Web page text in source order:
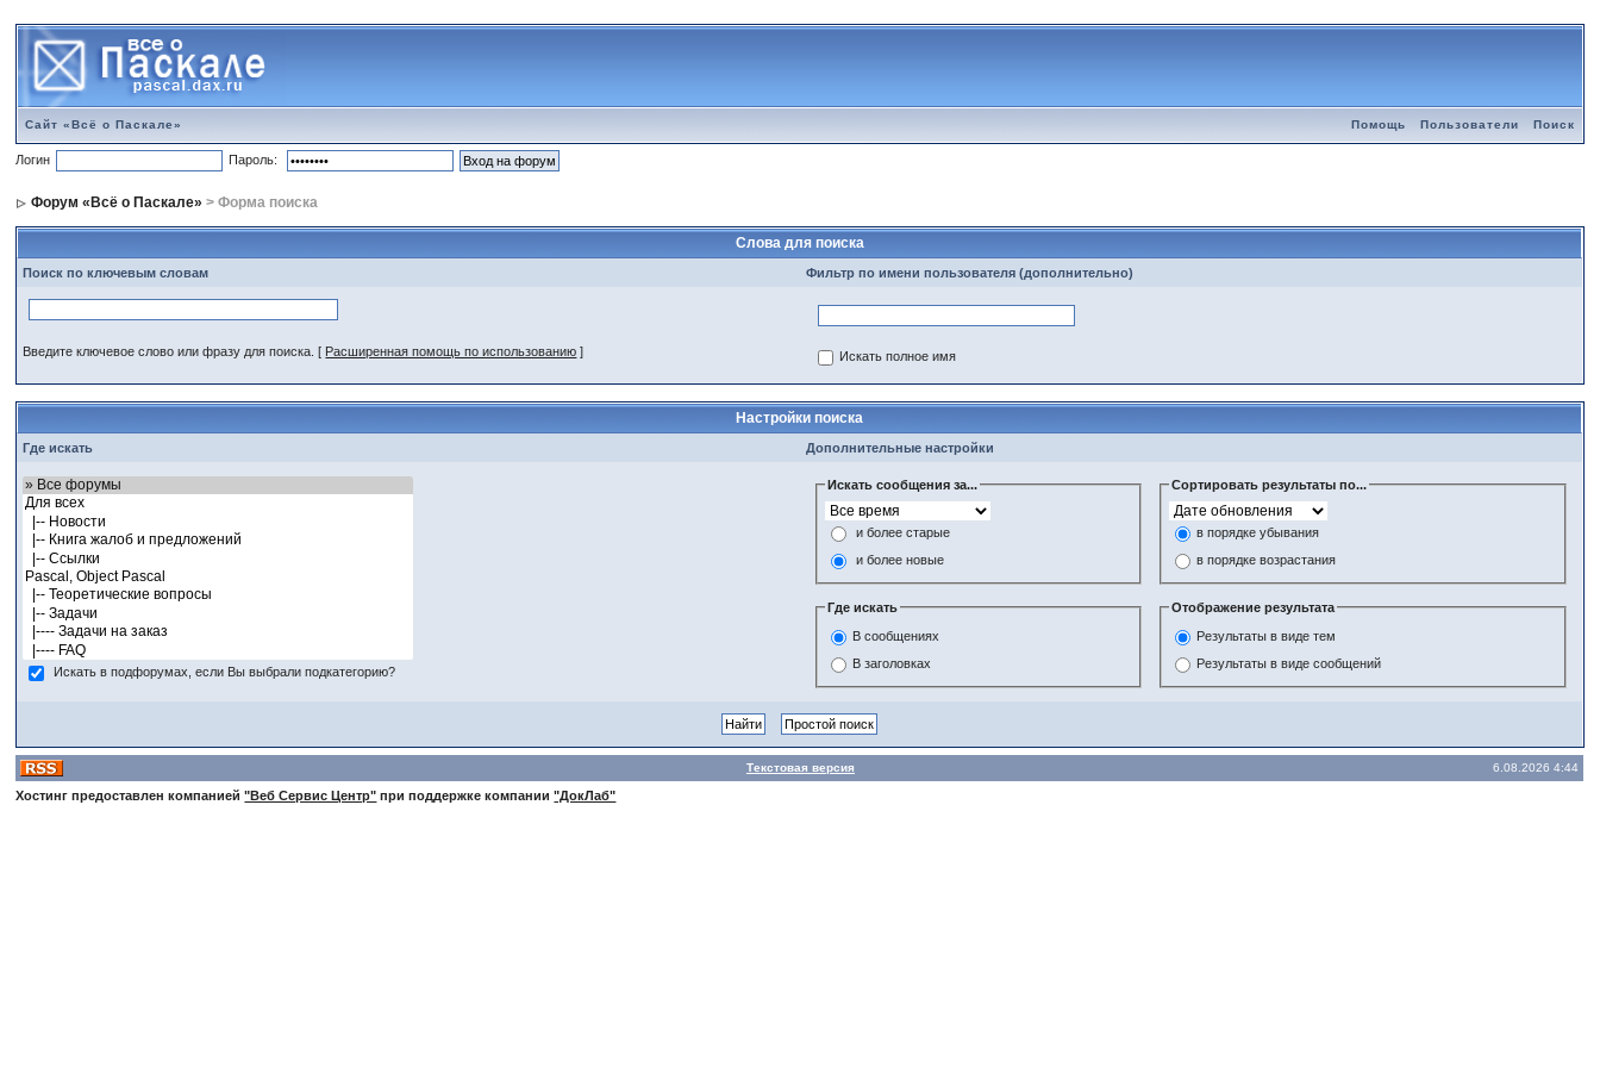
Сайт «Всё о Паскале» Помощь Пользователи Поиск
Логин Пароль:
Форум «Всё о Паскале» > Форма поиска
Слова для поиска
Поиск по ключевым словам Фильтр по имени пользователя (дополнительно)
Введите ключевое слово или фразу для поиска. [ Расширенная помощь по использованию ] Искать полное имя
Настройки поиска
Где искать Дополнительные настройки
Искать в подфорумах, если Вы выбрали подкатегорию?
Искать сообщения за...
и более старые
и более новые
Сортировать результаты по...
в порядке убывания
в порядке возрастания
Где искать
В сообщениях
В заголовках
Отображение результата
Результаты в виде тем
Результаты в виде сообщений
Текстовая версия 6.08.2026 4:44
Хостинг предоставлен компанией"Веб Сервис Центр" при поддержке компании"ДокЛаб"